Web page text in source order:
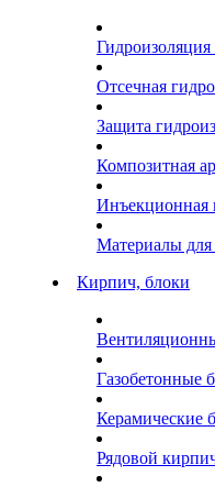
Отсечная
Защита
Композитная
Инъекционная
Материалы для
Кирпич, блоки
Газобетонные
Керамические
Рядовой